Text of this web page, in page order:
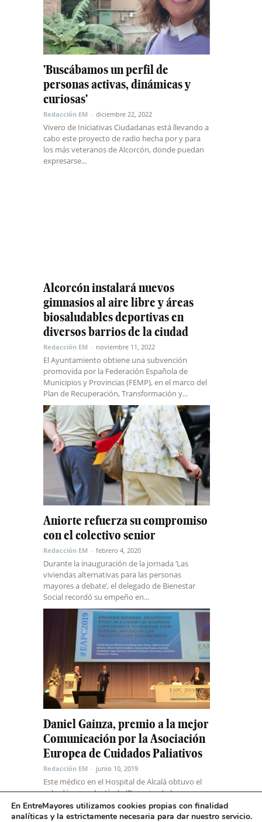
'Buscábamos un perfil de
personas activas, dinámicas y
curiosas'
Redacción EM - diciembre 22, 2022
Vivero de Iniciativas Ciudadanas está llevando a
cabo este proyecto de radio hecha por y para
los más veteranos de Alcorcón, donde puedan
expresarse...
Alcorcón instalará nuevos
gimnasios al aire libre y áreas
biosaludables deportivas en
diversos barrios de la ciudad
Redacción EM - noviembre 11, 2022
El Ayuntamiento obtiene una subvención
promovida por la Federación Española de
Municipios y Provincias (FEMP), en el marco del
Plan de Recuperación, Transformación y...
Aniorte refuerza su compromiso
con el colectivo senior
Redacción EM - febrero 4, 2020
Durante la inauguración de la jornada ‘Las
viviendas alternativas para las personas
mayores a debate’, el delegado de Bienestar
Social recordó su empeño en...
Daniel Gainza, premio a la mejor
Comunicación por la Asociación
Europea de Cuidados Paliativos
Redacción EM - junio 10, 2019
Este médico en el Hospital de Alcalá obtuvo el
galardón por el artículo 'Rompiendo barreras:
Estudio prospectivo de un grupo de pacientes
con EPOC...
En EntreMayores utilizamos cookies propias con finalidad
analíticas y la estrictamente necesaria para dar nuestro servicio.